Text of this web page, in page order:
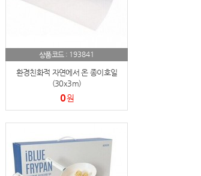
상품코드 : 193841
환경친화적 자연에서 온 종이호일
(30x3m)
0원